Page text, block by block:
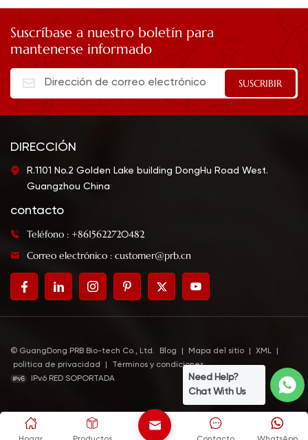
Suscríbase a nuestro boletín para
mantenerse informado
DIRECCIÓN
R.1101 No.2 Golden Lake building DongHu Road West.
Guangzhou China
contacto
Teléfono : +8615622720482
Correo electrónico : customer@prb.cn
© GuangDong PRB Bio-tech Co., Ltd. Blog Mapa del sitio XML
política de privacidad
Términos y condiciones
IPv6 RED SOPORTADA
Need Help?
Chat With Us